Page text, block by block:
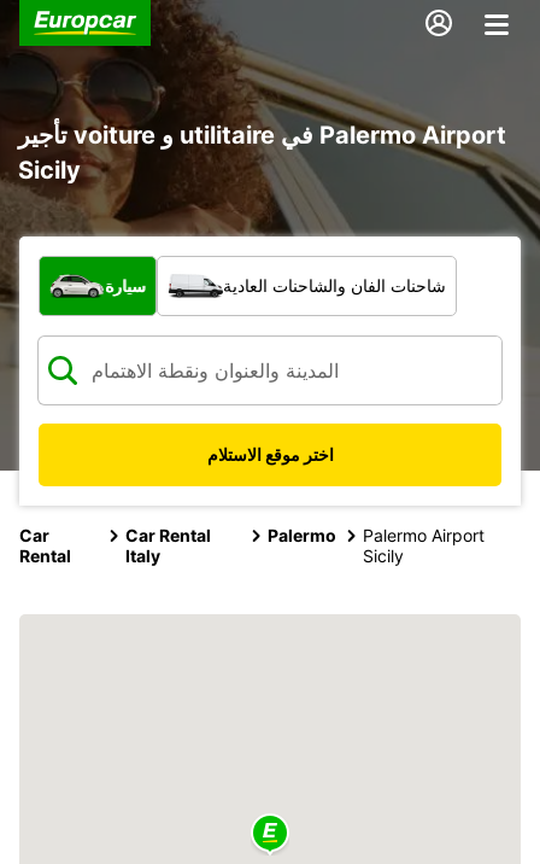
تأجير voiture و utilitaire في Palermo Airport
Sicily
ما نوع المركبة؟
سيارة شاحنات الفان والشاحنات العادية
اختر موقع الاستلام
Car
Rental
Car Rental
Italy
Palermo
Palermo Airport
Sicily